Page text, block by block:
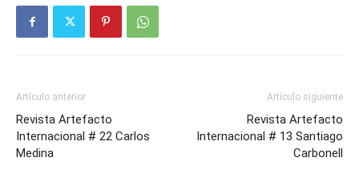
Artículo anterior
Revista Artefacto
Internacional # 22 Carlos
Medina
Artículo siguiente
Revista Artefacto
Internacional # 13 Santiago
Carbonell